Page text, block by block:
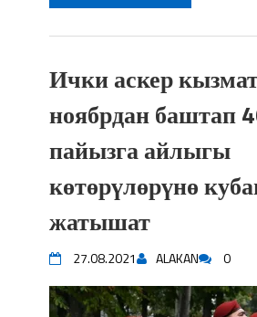
Ички аскер
ноябрдан баштап
пайызга айлыгы
көтөрүлөрүнө
жатышат
27.08.2021 ALAKAN 0